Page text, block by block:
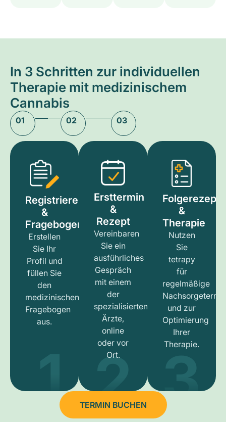
In 3 Schritten zur individuellen
Therapie mit medizinischem
Cannabis
01 02 03
Registrieren
&
Fragebogen
Erstellen
Sie Ihr
Profil und
füllen Sie
den
medizinischen
Fragebogen
aus.
1
Ersttermin
&
Rezept
Vereinbaren
Sie ein
ausführliches
Gespräch
mit einem
der
spezialisierten
Ärzte,
online
oder vor
Ort.
2
Folgerezept
&
Therapie
Nutzen
Sie
tetrapy
für
regelmäßige
und zur
Optimierung
Ihrer
Therapie.
3
TERMIN BUCHEN